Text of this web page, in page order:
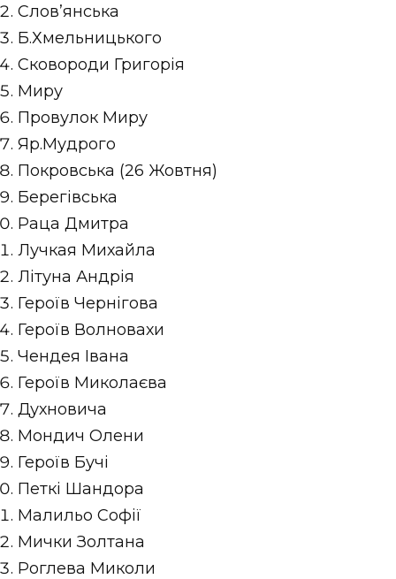
Слов’янська
Б.Хмельницького
Сковороди Григорія
Миру
Провулок Миру
Яр.Мудрого
Покровська (26 Жовтня)
Берегівська
Раца Дмитра
Лучкая Михайла
Літуна Андрія
Героїв Чернігова
Героїв Волновахи
Чендея Івана
Героїв Миколаєва
Духновича
Мондич Олени
Героїв Бучі
Петкі Шандора
Малильо Софії
Мички Золтана
Роглева Миколи